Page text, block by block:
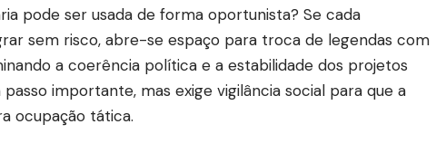
pode ser usada de forma oportunista? Se cada
sem risco, abre-se espaço para troca de legendas com
a coerência política e a estabilidade dos projetos
importante, mas exige vigilância social para que a
ocupação tática.